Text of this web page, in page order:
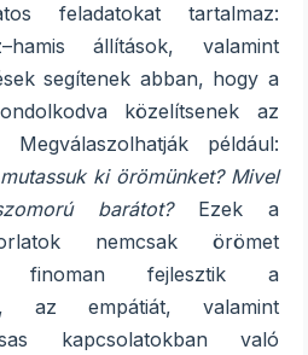
feladatokat tartalmaz:
állítások, valamint
segítenek abban, hogy a
közelítsenek az
például:
ki örömünket? Mivel
barátot?Ezek a
nemcsak örömet
finoman fejlesztik a
az empátiát, valamint
kapcsolatokban való